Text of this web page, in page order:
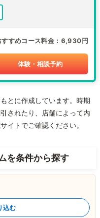
すすめコース料金 6,930円
体験・相談予約
とに作成しています。時期
されたり、店舗によって内
イトでご確認ください。
を条件から探す
込む